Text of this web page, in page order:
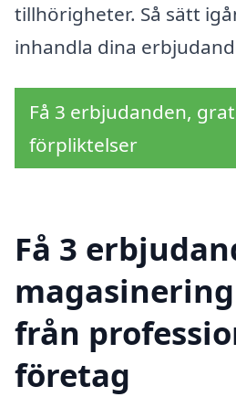
tillhörigheter. Så sätt
inhandla dina
Få 3 erbjudanden,
förpliktelser
Få 3
från
företag